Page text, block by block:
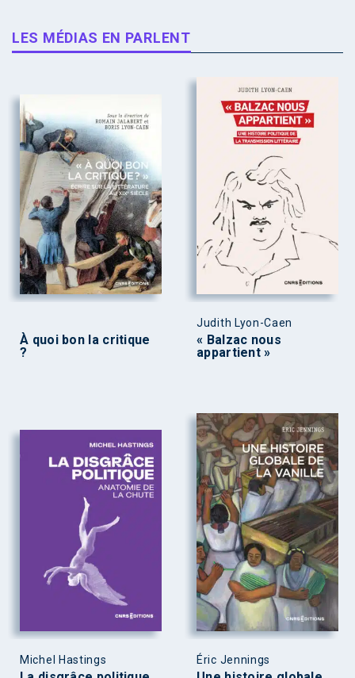
LES MÉDIAS EN PARLENT
À quoi bon la critique
?
Judith Lyon-Caen
« Balzac nous
appartient »
Michel Hastings Éric Jennings